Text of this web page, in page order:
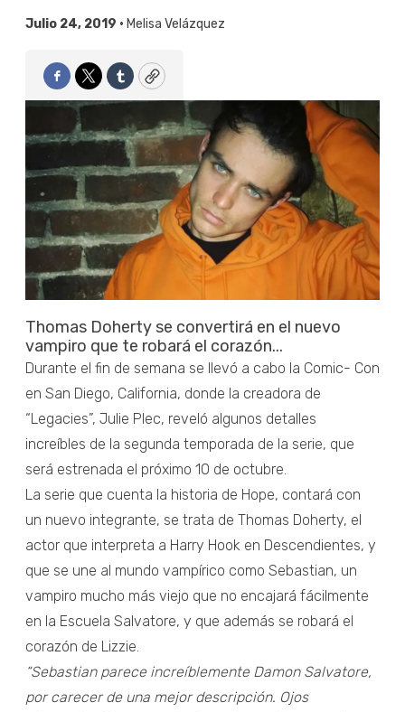
Julio 24, 2019 • Melisa Velázquez
Facebook
TwitterTumblrCopy
Thomas Doherty se convertirá en el nuevo
vampiro que te robará el corazón...
Durante el fin de semana se llevó a cabo la Comic- Con
en San Diego, California, donde la creadora de
“Legacies”, Julie Plec, reveló algunos detalles
increíbles de la segunda temporada de la serie, que
será estrenada el próximo 10 de octubre.
La serie que cuenta la historia de Hope, contará con
un nuevo integrante, se trata de Thomas Doherty, el
actor que interpreta a Harry Hook en Descendientes, y
que se une al mundo vampírico como Sebastian, un
vampiro mucho más viejo que no encajará fácilmente
en la Escuela Salvatore, y que además se robará el
corazón de Lizzie.
“Sebastian parece increíblemente Damon Salvatore,
por carecer de una mejor descripción. Ojos